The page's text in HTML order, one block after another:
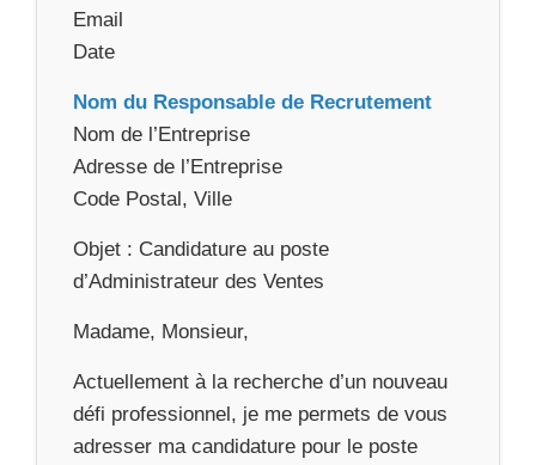
Email
Date
Nom du Responsable de Recrutement
Nom de l’Entreprise
Adresse de l’Entreprise
Code Postal, Ville
Objet : Candidature au poste
d’Administrateur des Ventes
Madame, Monsieur,
Actuellement à la recherche d’un nouveau
défi professionnel, je me permets de vous
adresser ma candidature pour le poste